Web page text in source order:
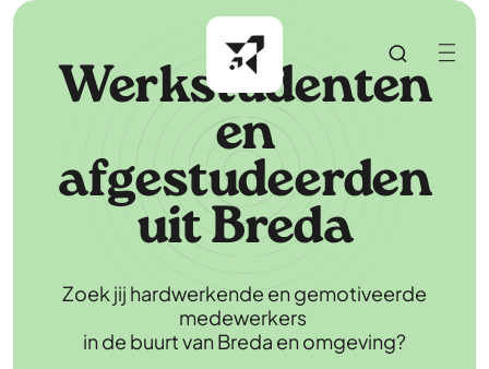
Werkstudenten
en
afgestudeerden
uit Breda
Zoek jij hardwerkende en gemotiveerde
medewerkers
in de buurt van Breda en omgeving?